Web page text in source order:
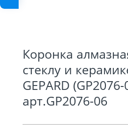
Коронка
стеклу и
GEPARD (GP2076-
арт.GP2076-06